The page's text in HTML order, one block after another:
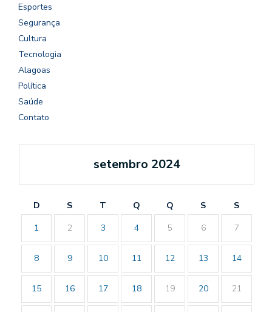
Esportes
Segurança
Cultura
Tecnologia
Alagoas
Política
Saúde
Contato
setembro 2024
D S T Q Q S
S
1
2 3 4 5 6 7
8 9 10 11 12 13 14
15 16 17 18 19 20 21